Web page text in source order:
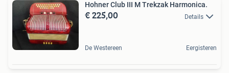
Hohner Club III M Trekzak Harmonica.
€ 225,00 Details
De Westereen Eergisteren